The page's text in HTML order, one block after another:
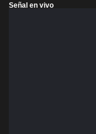
Señal en vivo